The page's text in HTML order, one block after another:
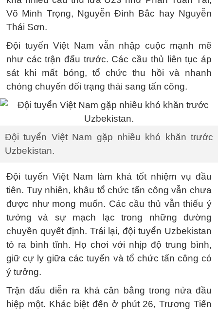
Võ Minh Trọng, Nguyễn Đình Bắc hay Nguyễn
Thái Sơn.
Đội tuyển Việt Nam vẫn nhập cuộc mạnh mẽ
như các trận đấu trước. Các cầu thủ liên tục áp
sát khi mất bóng, tổ chức thu hồi và nhanh
chóng chuyển đổi trạng thái sang tấn công.
Đội tuyển Việt Nam gặp nhiều khó khăn trước
Uzbekistan.
Đội tuyển Việt Nam làm khá tốt nhiệm vụ đầu
tiên. Tuy nhiên, khâu tổ chức tấn công vẫn chưa
được như mong muốn. Các cầu thủ vẫn thiếu ý
tưởng và sự mạch lạc trong những đường
chuyền quyết định. Trái lại, đội tuyển Uzbekistan
tỏ ra bình tĩnh. Họ chơi với nhịp độ trung bình,
giữ cự ly giữa các tuyến và tổ chức tấn công có
ý tưởng.
Trận đấu diễn ra khá cân bằng trong nửa đầu
hiệp một. Khác biệt đến ở phút 26, Trương Tiến